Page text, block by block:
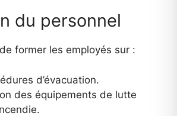
du personnel
former les employés sur :
d’évacuation.
des équipements de lutte